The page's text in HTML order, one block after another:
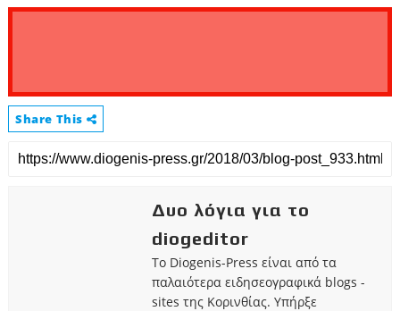
Share This
Δυο λόγια για το
diogeditor
Το Diogenis-Press είναι από τα
παλαιότερα ειδησεογραφικά blogs -
sites της Κορινθίας. Υπήρξε